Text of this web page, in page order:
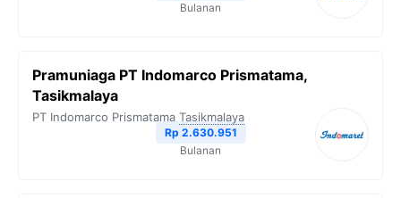
Bulanan
Pramuniaga PT Indomarco Prismatama,
Tasikmalaya
PT Indomarco Prismatama Tasikmalaya
Rp 2.630.951
Bulanan